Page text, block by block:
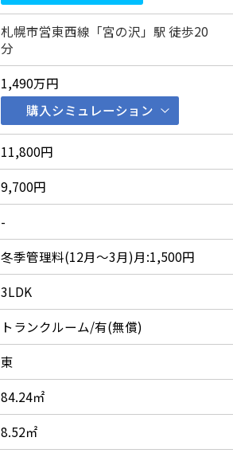
札幌市営東西線「宮の沢」駅 徒歩20
分
1,490万円
購入シミュレーション
11,800円
9,700円
-
冬季管理料(12月～3月)月:1,500円
3LDK
トランクルーム/有(無償)
東
84.24㎡
8.52㎡